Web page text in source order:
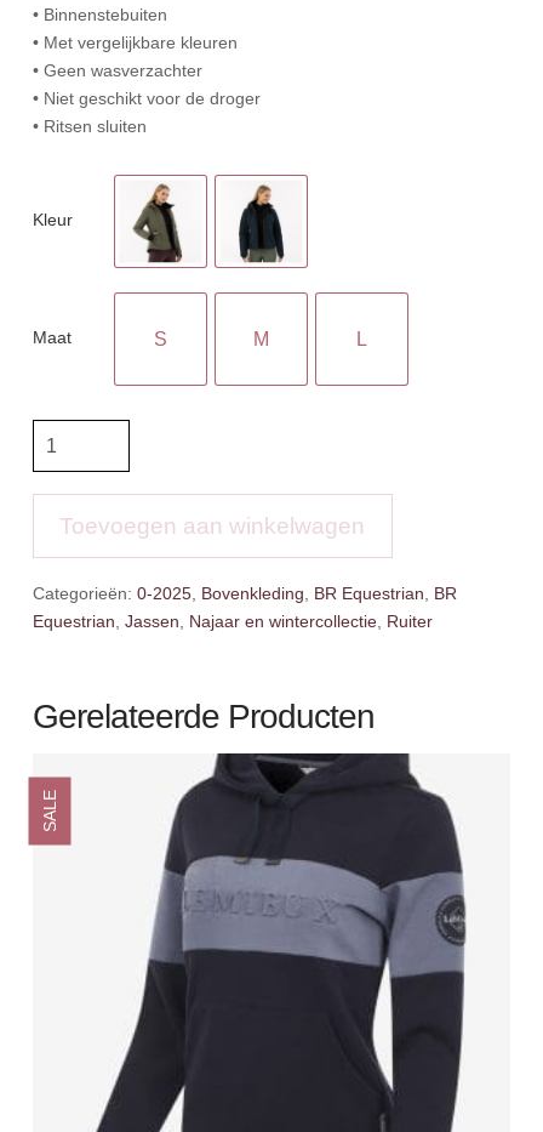
• Binnenstebuiten
• Met vergelijkbare kleuren
• Geen wasverzachter
• Niet geschikt voor de droger
• Ritsen sluiten
Kleur
Maat S M L
aantalToevoegen aan winkelwagen
Categorieën: 0-2025, Bovenkleding BR Equestrian
BR
Equestrian Jassen Najaar en wintercollectie, Ruiter
Gerelateerde Producten
SALE